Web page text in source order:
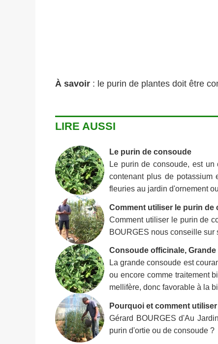
À savoir : le purin de plantes doit être
LIRE AUSSI
Le purin de consoude
Le purin de consoude, est
contenant plus de
fleuries au jardin d'ornement
Comment utiliser le purin de
Comment utiliser le purin de
BOURGES nous conseille sur
Consoude officinale,
La grande consoude est
ou encore comme traitement
mellifère, donc favorable à la
Pourquoi et comment
Gérard BOURGES d'Au
purin d'ortie ou de consoude ?